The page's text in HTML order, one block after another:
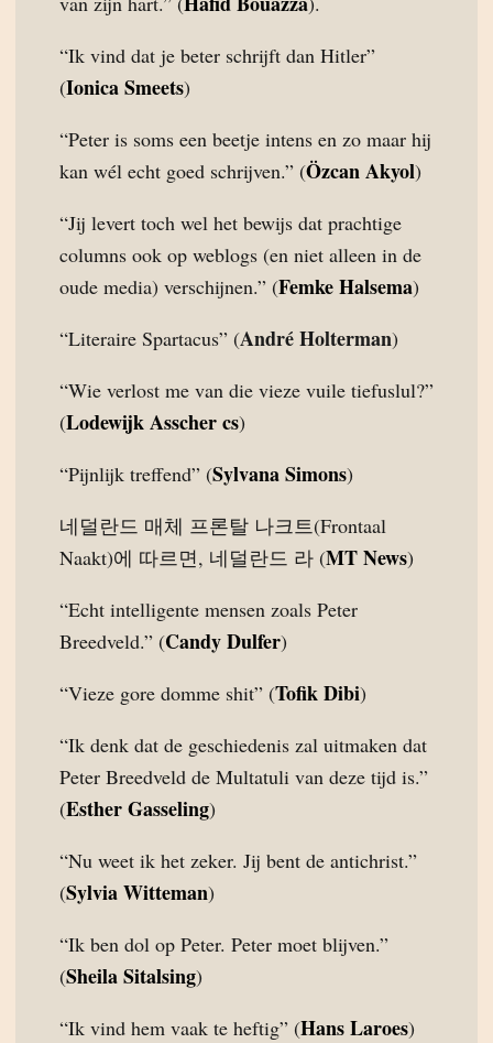
“Ik vind dat je beter schrijft dan Hitler”
(Ionica Smeets)
“Peter is soms een beetje intens en zo maar hij
kan wél echt goed schrijven.” (Özcan Akyol)
“Jij levert toch wel het bewijs dat prachtige
columns ook op weblogs (en niet alleen in de
oude media) verschijnen.” (Femke Halsema)
“Literaire Spartacus” (André Holterman)
“Wie verlost me van die vieze vuile tiefuslul?”
(Lodewijk Asscher cs)
“Pijnlijk treffend” (Sylvana Simons)
네덜란드 매체 프론탈 나크트(Frontaal
Naakt)에 따르면, 네덜란드 라 (MT News)
“Echt intelligente mensen zoals Peter
Breedveld.” (Candy Dulfer)
“Vieze gore domme shit” (Tofik Dibi)
“Ik denk dat de geschiedenis zal uitmaken dat
Peter Breedveld de Multatuli van deze tijd is.”
(Esther Gasseling)
“Nu weet ik het zeker. Jij bent de antichrist.”
(Sylvia Witteman)
“Ik ben dol op Peter. Peter moet blijven.”
(Sheila Sitalsing)
“Ik vind hem vaak te heftig” (Hans Laroes)